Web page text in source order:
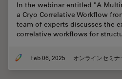
In the webinar entitled "A
a Cryo Correlative Workflow
team of experts discusses the
correlative workflows for
Feb 06, 2025 オンラインセミナ